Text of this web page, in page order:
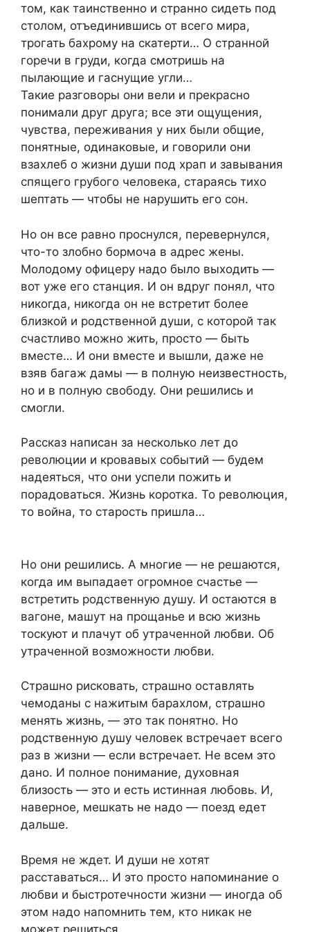
том, как таинственно и странно сидеть под
столом, отъединившись от всего мира,
трогать бахрому на скатерти… О странной
горечи в груди, когда смотришь на
пылающие и гаснущие угли…
Такие разговоры они вели и прекрасно
понимали друг друга; все эти ощущения,
чувства, переживания у них были общие,
понятные, одинаковые, и говорили они
взахлеб о жизни души под храп и завывания
спящего грубого человека, стараясь тихо
шептать — чтобы не нарушить его сон.
Но он все равно проснулся, перевернулся,
что-то злобно бормоча в адрес жены.
Молодому офицеру надо было выходить —
вот уже его станция. И он вдруг понял, что
никогда, никогда он не встретит более
близкой и родственной души, с которой так
счастливо можно жить, просто — быть
вместе… И они вместе и вышли, даже не
взяв багаж дамы — в полную неизвестность,
но и в полную свободу. Они решились и
смогли.
Рассказ написан за несколько лет до
революции и кровавых событий — будем
надеяться, что они успели пожить и
порадоваться. Жизнь коротка. То революция,
то война, то старость пришла…
Но они решились. А многие — не решаются,
когда им выпадает огромное счастье —
встретить родственную душу. И остаются в
вагоне, машут на прощанье и всю жизнь
тоскуют и плачут об утраченной любви. Об
утраченной возможности любви.
Страшно рисковать, страшно оставлять
чемоданы с нажитым барахлом, страшно
менять жизнь, — это так понятно. Но
родственную душу человек встречает всего
раз в жизни — если встречает. Не всем это
дано. И полное понимание, духовная
близость — это и есть истинная любовь. И,
наверное, мешкать не надо — поезд едет
дальше.
Время не ждет. И души не хотят
расставаться… И это просто напоминание о
любви и быстротечности жизни — иногда об
этом надо напомнить тем, кто никак не
может решиться.